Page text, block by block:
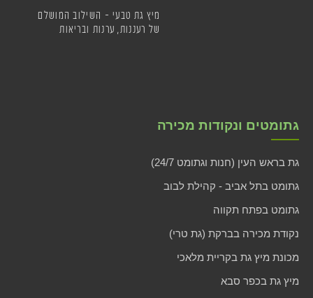
מיץ גת טבעי – השילוב המושלם
של רעננות, ערנות ובריאות
גתומטים ונקודות מכירה
גת בראש העין (חנות וגתומט 24/7)
גתומט בתל אביב - קהילת לבוב
גתומט בפתח תקווה
נקודת מכירה בברקת (גת טרי)
מכונת מיץ גת בקריית מלאכי
מיץ גת בכפר סבא